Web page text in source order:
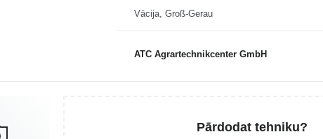
Vācija, Groß-Gerau
ATC Agrartechnikcenter GmbH
Pārdodat tehniku?